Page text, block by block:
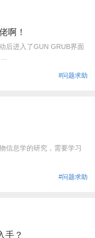
啊！
后进入了GUN GRUB界面
#问题求助
信息学的研究，需要学习
#问题求助
手？